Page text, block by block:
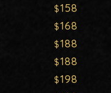
158
168
188
188
198